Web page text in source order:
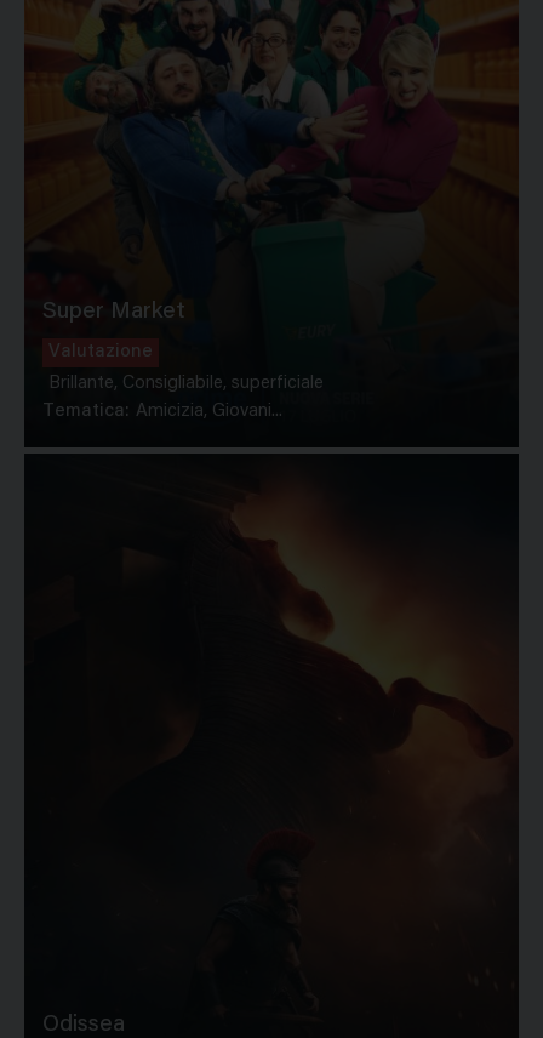
Super Market
Valutazione
Brillante, Consigliabile, superficiale
Tematica: Amicizia, Giovani...
Odissea